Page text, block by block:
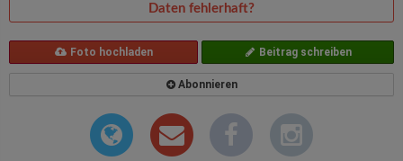
Daten fehlerhaft?
Foto hochladen Beitrag schreiben
Abonnieren
n